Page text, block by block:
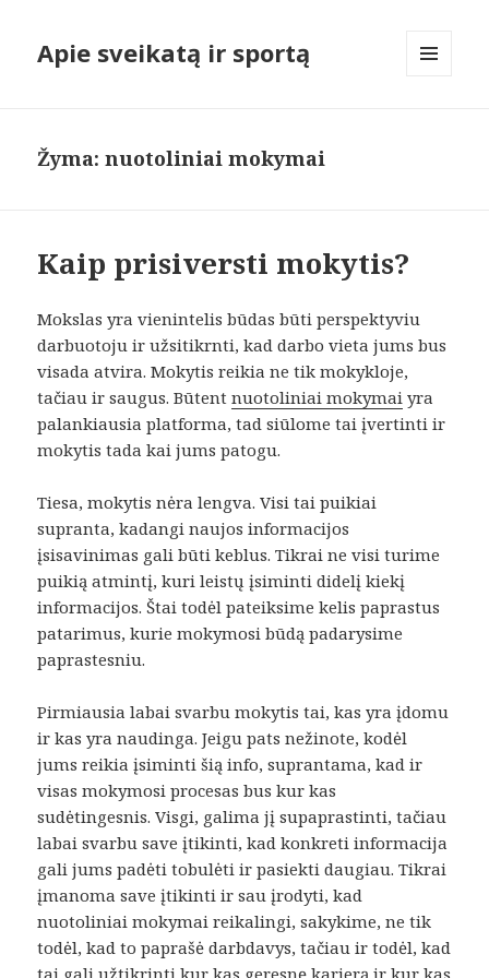
Apie sveikatą ir sportą
Žyma:nuotoliniai mokymai
Kaip prisiversti mokytis?
Mokslas yra vienintelis būdas būti perspektyviu
darbuotoju ir užsitikrnti, kad darbo vieta jums bus
visada atvira. Mokytis reikia ne tik mokykloje,
tačiau ir saugus. Būtentnuotoliniai mokymai yra
palankiausia platforma, tad siūlome tai įvertinti ir
mokytis tada kai jums patogu.
Tiesa, mokytis nėra lengva. Visi tai puikiai
supranta, kadangi naujos informacijos
įsisavinimas gali būti keblus. Tikrai ne visi turime
puikią atmintį, kuri leistų įsiminti didelį kiekį
informacijos. Štai todėl pateiksime kelis paprastus
patarimus, kurie mokymosi būdą padarysime
paprastesniu.
Pirmiausia labai svarbu mokytis tai, kas yra įdomu
ir kas yra naudinga. Jeigu pats nežinote, kodėl
jums reikia įsiminti šią info, suprantama, kad ir
visas mokymosi procesas bus kur kas
sudėtingesnis. Visgi, galima jį supaprastinti, tačiau
labai svarbu save įtikinti, kad konkreti informacija
gali jums padėti tobulėti ir pasiekti daugiau. Tikrai
įmanoma save įtikinti ir sau įrodyti, kad
nuotoliniai mokymai reikalingi, sakykime, ne tik
todėl, kad to paprašė darbdavys, tačiau ir todėl, kad